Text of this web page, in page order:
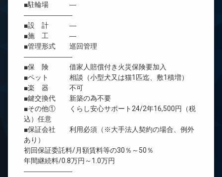
■駐輪場 ―
―――――――
■設 計 ―
■施 工 ―
■管理形式 巡回管理
―――――――
■保 険 借家人賠償付き火災保険要加入
■ペット 相談（小型犬又は猫1匹迄、敷1積増）
■楽 器 不可
■鍵交換代 新築の為不要
■その他① くらし安心サポート24/2年16,500円（税
込）任意
■保証会社 利用必須（※大手法人契約の場合、例外
あり）
初回保証委託料/月額賃料等の30％～50％
年間継続料/0.8万円～1.0万円
―――――――